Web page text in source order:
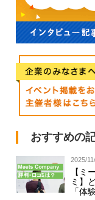
おすすめの
2025/
【ミ
ミ】
「体